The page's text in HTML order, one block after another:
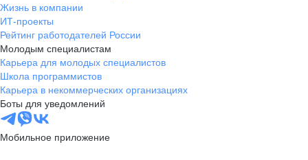
Жизнь в компании
ИТ-проекты
Рейтинг работодателей России
Молодым специалистам
Карьера для молодых специалистов
Школа программистов
Карьера в некоммерческих организациях
Боты для уведомлений
Мобильное приложение